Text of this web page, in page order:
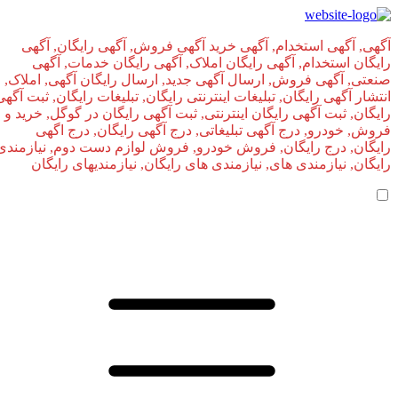
آگهی, آگهی استخدام, آگهی خرید آگهی فروش, آگهی رایگان, آگهی
رایگان استخدام, آگهی رایگان املاک, آگهی رایگان خدمات, آگهی
صنعتی, آگهی فروش, ارسال آگهی جدید, ارسال رایگان آگهی, املاک,
انتشار آگهی رایگان, تبلیغات اینترنتی رایگان, تبلیغات رایگان, ثبت آگهی
رایگان, ثبت آگهی رایگان اینترنتی, ثبت آگهی رایگان در گوگل, خرید و
فروش, خودرو, درج آگهی تبلیغاتی, درج آگهی رایگان, درج اگهی
رایگان, درج رایگان, فروش خودرو, فروش لوازم دست دوم, نیازمندی
رایگان, نیازمندی های, نیازمندی‌ های رایگان, نیازمندیهای رایگان